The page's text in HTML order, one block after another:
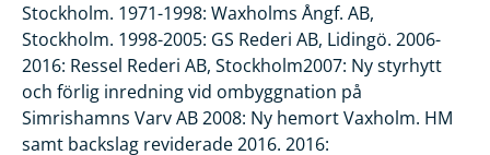
Stockholm. 1971-1998: Waxholms Ångf. AB,
Stockholm. 1998-2005: GS Rederi AB, Lidingö. 2006-
2016: Ressel Rederi AB, Stockholm2007: Ny styrhytt
och förlig inredning vid ombyggnation på
Simrishamns Varv AB 2008: Ny hemort Vaxholm. HM
samt backslag reviderade 2016. 2016: